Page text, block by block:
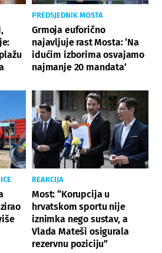
PREDSJEDNIK MOSTA
Grmoja euforično
najavljuje rast Mosta: ‘Na
idućim izborima osvajamo
najmanje 20 mandata’
REAKCIJA
Most: “Korupcija u
hrvatskom sportu nije
iznimka nego sustav, a
Vlada Mateši osigurala
rezervnu poziciju”